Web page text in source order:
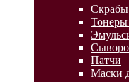
Патчи
Маски